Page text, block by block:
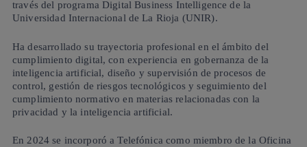
través del programa Digital Business Intelligence de la
Universidad Internacional de La Rioja (UNIR).
Ha desarrollado su trayectoria profesional en el ámbito del
cumplimiento digital, con experiencia en gobernanza de la
inteligencia artificial, diseño y supervisión de procesos de
control, gestión de riesgos tecnológicos y seguimiento del
cumplimiento normativo en materias relacionadas con la
privacidad y la inteligencia artificial.
En 2024 se incorporó a Telefónica como miembro de la Oficina